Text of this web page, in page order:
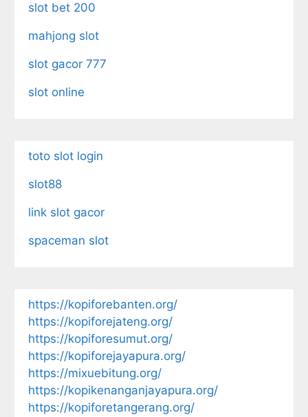
slot bet 200
mahjong slot
slot gacor 777
slot online
toto slot login
slot88
link slot gacor
spaceman slot
https://kopiforebanten.org/
https://kopiforejateng.org/
https://kopiforesumut.org/
https://kopiforejayapura.org/
https://mixuebitung.org/
https://kopikenanganjayapura.org/
https://kopiforetangerang.org/